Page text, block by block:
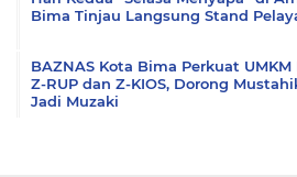
Bima Tinjau Langsung Stand
BAZNAS Kota Bima Perkuat
Z-RUP dan Z-KIOS, Dorong
Jadi Muzaki